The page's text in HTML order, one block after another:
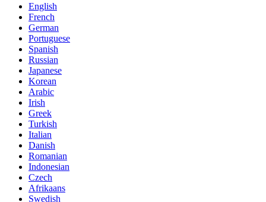
English
French
German
Portuguese
Spanish
Russian
Japanese
Korean
Arabic
Irish
Greek
Turkish
Italian
Danish
Romanian
Indonesian
Czech
Afrikaans
Swedish